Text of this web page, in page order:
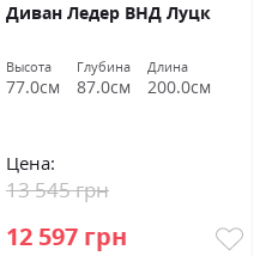
Диван Ледер ВНД Луцк
Высота
77.0см
Глубина
87.0см
Длина
200.0см
Цена:
12 597 грн
13 545 грн